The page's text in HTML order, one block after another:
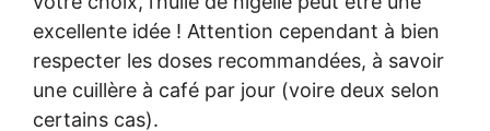
excellente idée ! Attention cependant à bien
respecter les doses recommandées, à savoir
une cuillère à café par jour (voire deux selon
certains cas).